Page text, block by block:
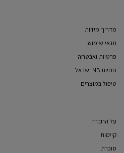
מדריך מידות
תנאי שימוש
פרטיות ואבטחה
חנויות NB ישראל
טיפול במוצרים
על החברה
קיימות
סוכרת